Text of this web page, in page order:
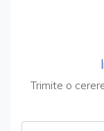
Trimite o